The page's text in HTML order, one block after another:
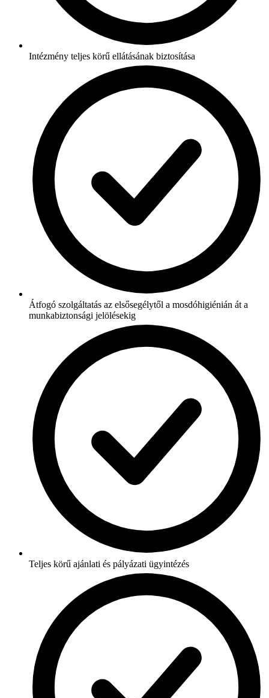
Intézmény teljes körű ellátásának biztosítása
Átfogó szolgáltatás az elsősegélytől a mosdóhigiénián át a
munkabiztonsági jelölésekig
Teljes körű ajánlati és pályázati ügyintézés